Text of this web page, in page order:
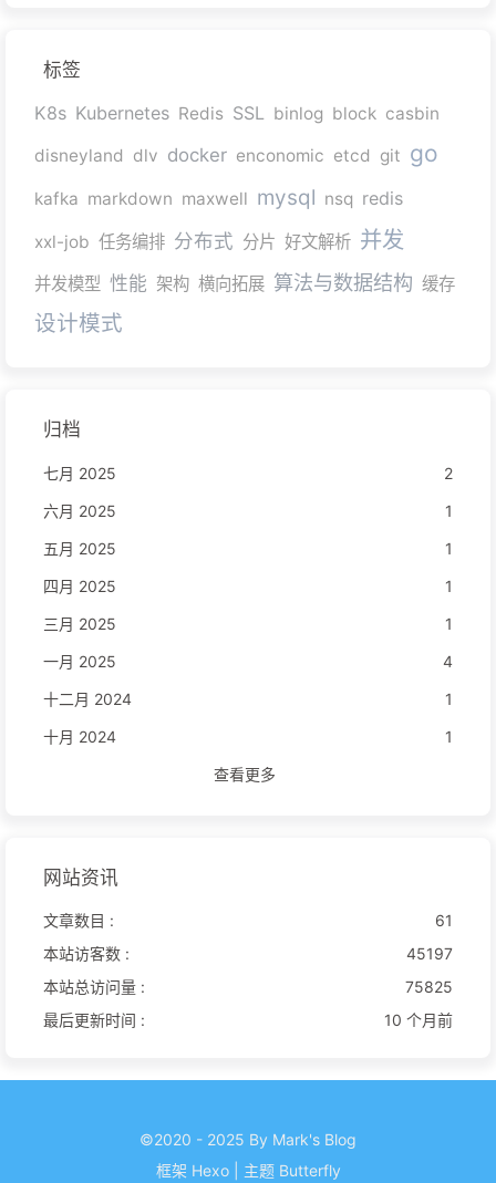
标签
K8s Kubernetes Redis SSL binlog block casbin
disneyland dlv docker enconomic etcd git go
kafka markdown maxwell mysql nsq redis
xxl-job 任务编排 分布式 分片 好文解析 并发
并发模型 性能 架构 横向拓展 算法与数据结构 缓存
设计模式
归档
七月 2025
2
六月 2025
1
五月 2025
1
四月 2025
1
三月 2025
1
一月 2025
4
十二月 2024
1
十月 2024
1
查看更多
网站资讯
文章数目 :
61
本站访客数 :
45197
本站总访问量 :
75825
最后更新时间 :
10 个月前
©2020 - 2025 By Mark's Blog
框架 Hexo 主题 Butterfly